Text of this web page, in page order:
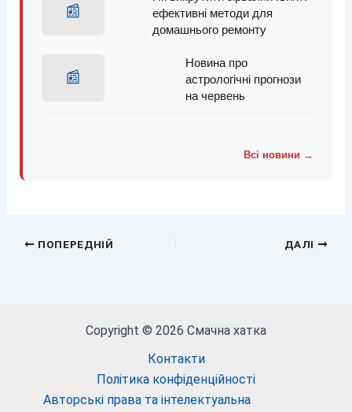
📰
ефективні методи для
домашнього ремонту
📰
Новина про
астрологічні прогнози
на червень
Всі новини →
ПОПЕРЕДНІЙ ДАЛІ
Copyright © 2026 Смачна хатка
Контакти
Політика конфіденційності
Авторські права та інтелектуальна